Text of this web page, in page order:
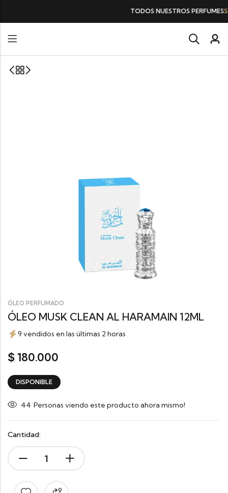
TODOS NUESTROS PERFUMES SIN IVA
ÓLEO PERFUMADO
ÓLEO MUSK CLEAN AL HARAMAIN 12ML
9 vendidos en las últimas 2 horas
$180.000
DISPONIBLE
44 Personas viendo este producto ahora mismo!
Cantidad: